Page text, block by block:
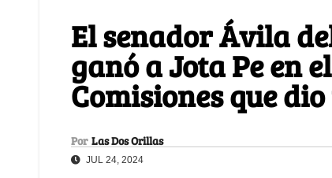
El senador Ávila
ganó a Jota Pe en
Comisiones que
Por Las Dos Orillas
JUL 24, 2024